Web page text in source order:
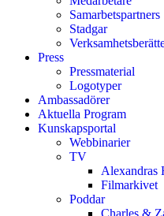
Samarbetspartners
Stadgar
Press
Pressmaterial
Logotyper
Ambassadörer
Aktuella Program
Kunskapsportal
Webbinarier
TV
Alexandras
Filmarkivet
Poddar